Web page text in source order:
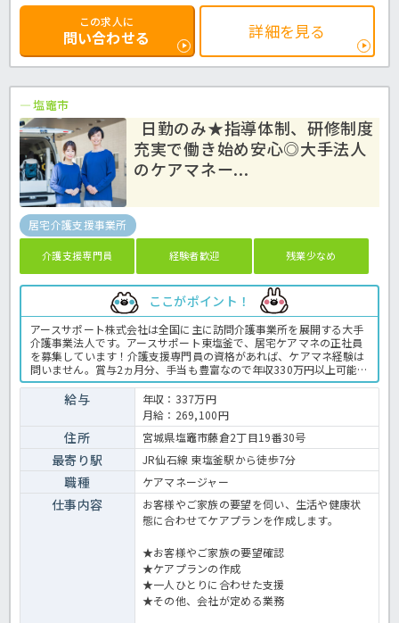
この求人に
問い合わせる 詳細を見る
塩竈市
日勤のみ★指導体制、研修制度
充実で働き始め安心◎大手法人
のケアマネー...
居宅介護支援事業所
介護支援専門員 経験者歓迎 残業少なめ
ここがポイント！
アースサポート株式会社は全国に主に訪問介護事業所を展開する大手
介護事業法人です。アースサポート東塩釜で、居宅ケアマネの正社員
を募集しています！介護支援専門員の資格があれば、ケアマネ経験は
問いません。賞与2ヵ月分、手当も豊富なので年収330万円以上可能♪
先輩ケアマネや指導主任が業務をサポートしてくれます。またスーパ
ーバイザーによる指導体制もありますので安心♬法人内では合同勉強
会も定期的に開催しておりWebを活用した情報交換も行っています。
訪問介護事業におけるケアマネ業務に応募してみませんんか？居宅介
護支援事業所でのケアマネージャー業務全般です。 ＜ケアマネージャ
ー 正職員 居宅介護支援事業所の求人＞
給与
年収：337万円
月給：269,100円
住所 宮城県塩竈市藤倉2丁目19番30号
最寄り駅 JR仙石線 東塩釜駅から徒歩7分
職種 ケアマネージャー
仕事内容
お客様やご家族の要望を伺い、生活や健康状
態に合わせてケアプランを作成します。
★お客様やご家族の要望確認
★ケアプランの作成
★一人ひとりに合わせた支援
★その他、会社が定める業務